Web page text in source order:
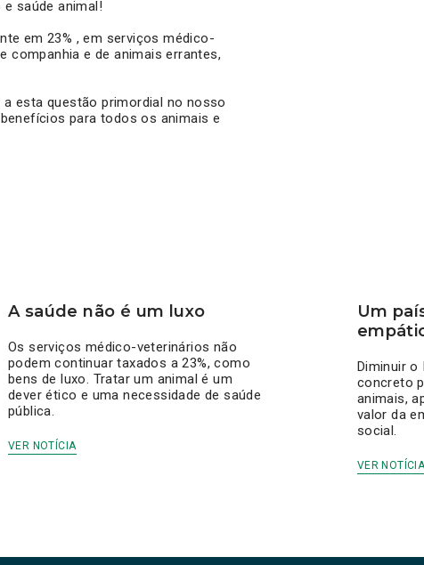
saúde animal!
em 23% , em serviços médico-
companhia e de animais errantes,
a esta questão primordial no nosso
para todos os animais e
A saúde não é um luxo
Os serviços médico-veterinários não
podem continuar taxados a 23%, como
bens de luxo. Tratar um animal é um
dever ético e uma necessidade de saúde
pública.
VER NOTÍCIA
Um
Diminuir o
concreto
animais,
valor da
social.
VER NOTÍCIA